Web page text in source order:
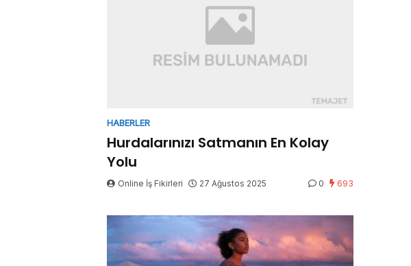
HABERLER
Hurdalarınızı Satmanın En Kolay
Yolu
Online İş Fikirleri 27 Ağustos 2025 0 693